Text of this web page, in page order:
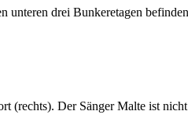
drei Bunkeretagen
(rechts). Der Sänger Malte ist